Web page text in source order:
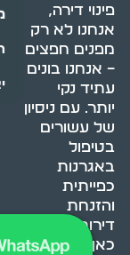
פינוי דירה,
אנחנו לא רק
מפנים חפצים
– אנחנו בונים
עתיד נקי
יותר. עם ניסיון
של עשורים
בטיפול
באגרנות
כפייתית
והזנחת
דירות, אנחנו
כאן כדי לעזור